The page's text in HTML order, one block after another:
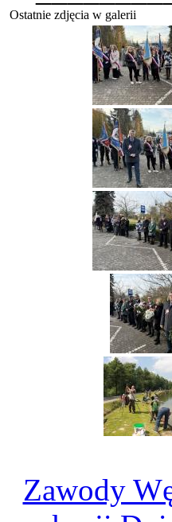
Ostatnie zdjęcia w galerii
Zawody